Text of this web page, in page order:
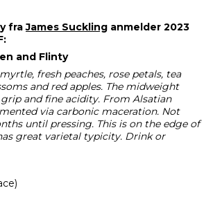
fraJames Suckling anmelder 2023
and Flinty
fresh peaches, rose petals, tea
and red apples. The midweight
and fine acidity. From Alsatian
via carbonic maceration. Not
until pressing. This is on the edge of
great varietal typicity. Drink or